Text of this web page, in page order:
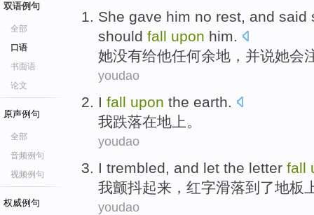
双语例句
全部
口语
书面语
论文
原声例句
全部
音频例句
视频例句
权威例句
She gave him no rest, and said
should fall upon him.
她没有给他任何余地 ， 并说她会
youdao
I fall upon the earth.
我跌落在地上。
youdao
I trembled , and let the letter fall
我颤抖起来，红字滑落到了地板
youdao